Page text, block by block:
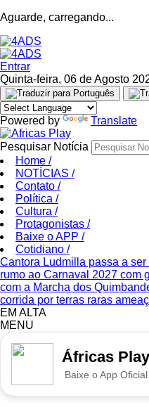
Aguarde, carregando...
Entrar
Quinta-feira, 06 de Agosto
Powered by Translate
Pesquisar Notícia
Home /
NOTÍCIAS /
Contato /
Política /
Cultura /
Protagonistas /
Baixe o APP /
Cotidiano /
Cantora Ludmilla passa a
rumo ao Carnaval 2027 com
com a Marcha dos
corrida por terras raras
EM ALTA
MENU
Áfricas Play
Baixe o App Oficial